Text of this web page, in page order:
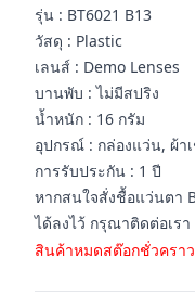
รุ่น : BT6021 B13
วัสดุ : Plastic
เลนส์ : Demo Lenses
บานพับ : ไม่มีสปริง
น้ำหนัก : 16 กรัม
อุปกรณ์ : กล่องแว่น, ผ้า
การรับประกัน : 1 ปี
หากสนใจสั่งชื้อแว่นตา
ได้ลงไว้ กรุณาติดต่อเรา
สินค้าหมดสต๊อกชั่วครา